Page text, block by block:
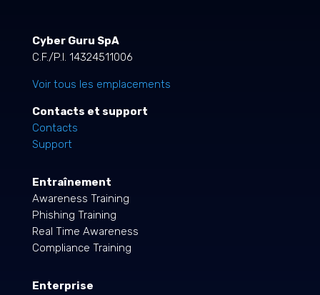
Cyber Guru SpA
C.F./P.I. 14324511006
Voir tous les emplacements
Contacts et support
Contacts
Support
Entraînement
Awareness Training
Phishing Training
Real Time Awareness
Compliance Training
Enterprise